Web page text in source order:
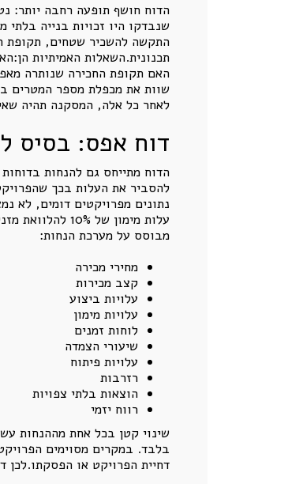
הדוח חושף תופעה רחבה יותר:
שנבדקו היו זכויות בנייה
התקשה להשכיר שטחים, תקופת
תכנונית.השאלות האמיתיות
האם תקופת החכירה שנותרה
שוות את מכפלת מספר המטרים
לאחר כל אלה, המסקנה תהיה
דוח אפס: בסיס
הדוח מתייחס גם להנחות
להסביר את העלות בכך
נתונים מפרויקטים דומים, לא
עלות מימון
מבוסס על מערכת הנחות:
מחירי מכירה
קצב מכירות
עלויות ביצוע
עלויות מימון
לוחות זמנים
שיעורי הצמדה
עלויות פיתוח
רזרבות
הוצאות בלתי צפויות
רווח יזמי
שינוי קטן בכל אחת מההנחות
בלבד. במקרים מסוימים
דחיית הפרויקט או הפסקתו.לכן